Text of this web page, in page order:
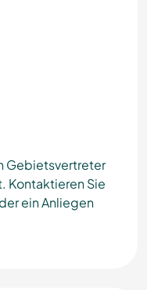
Gebietsvertreter
Kontaktieren Sie
ein Anliegen